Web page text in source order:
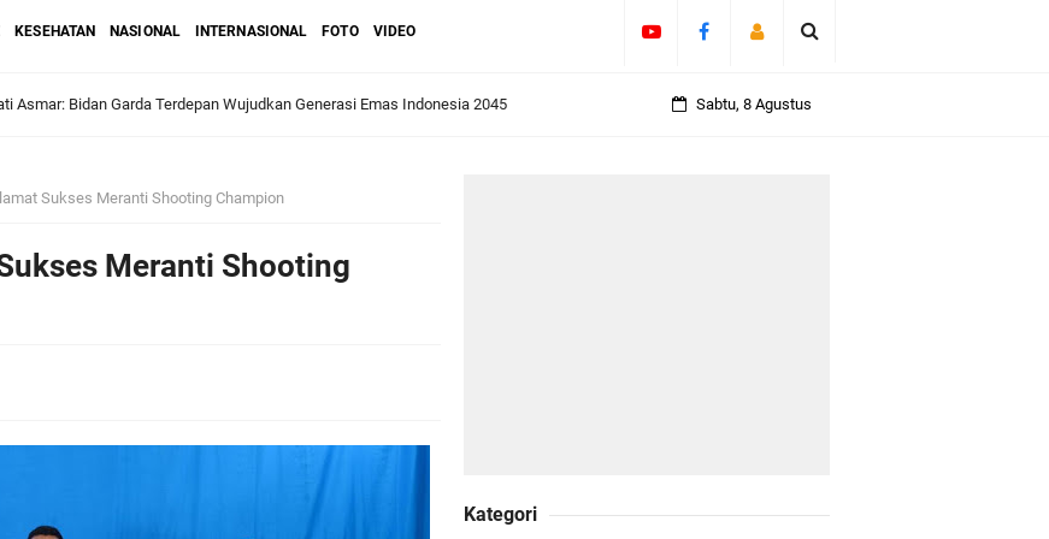
KESEHATAN NASIONAL INTERNASIONAL FOTO VIDEO
Asmar: Bidan Garda Terdepan Wujudkan Generasi Emas Indonesia 2045
dan Kapolres Meranti Ditepungtawari, Sinergi Adat hingga Green Policing Menguat Sabtu, 8 Agustus
Sukses Meranti Shooting Champion
Meranti Shooting
Kategori